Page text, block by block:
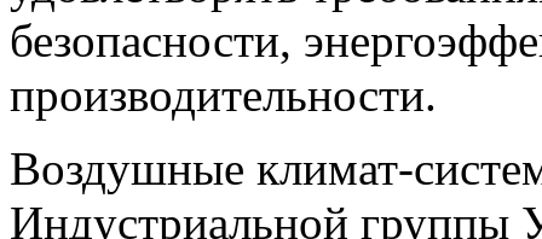
безопасности,
производительности.
Воздушные климат-
Индустриальной группы